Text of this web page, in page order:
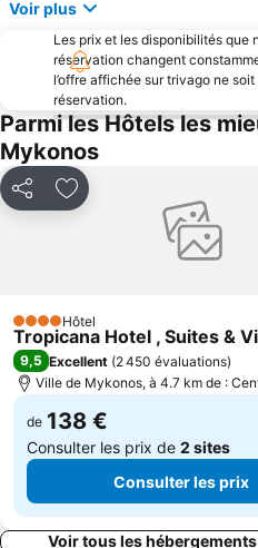
Traditional Settlement of Komi
Syriano Karnavali
Megali Ammos
Super Paradise
Santa Margarita
Panormos
Santa Maria
Voir plus
Les prix et les disponibilités que
réservation changent
l’offre affichée sur trivago ne
réservation.
Parmi les Hôtels les
Mykonos
PartagerAjouter à mes favoris
4 ÉtoilesHôtel
Tropicana Hotel , Suites &
9,5 Excellent (2 450 évaluations)
Ville de Mykonos, à 4.7 km de :
de 138 €
Consulter les prix de 2 sites
Consulter les prix
Voir tous les